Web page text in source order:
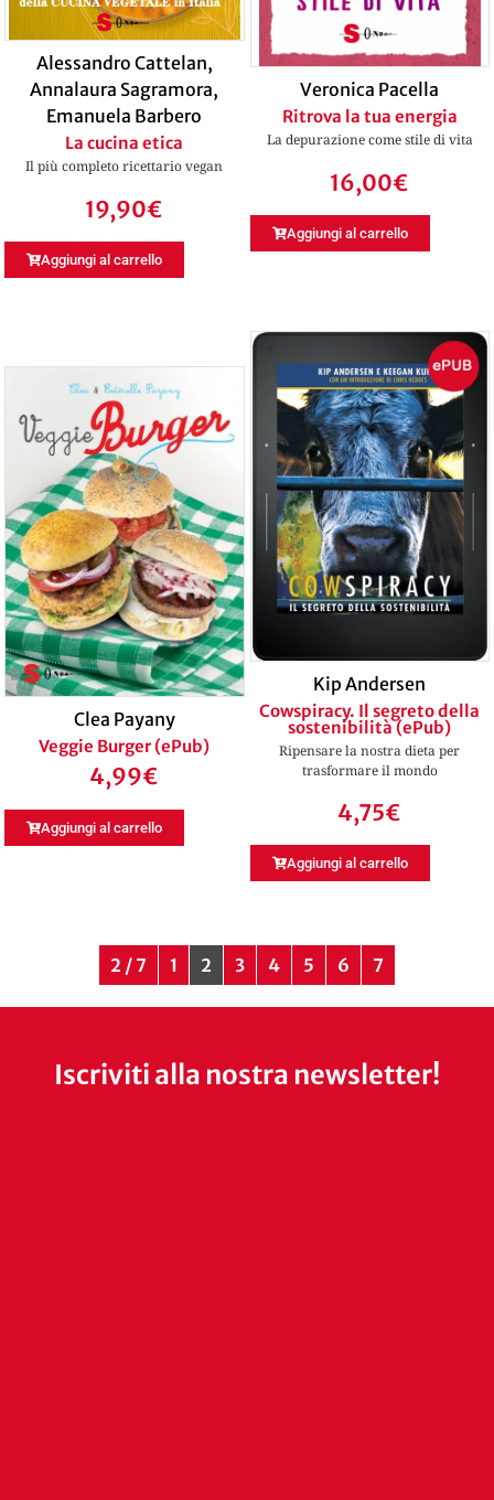
Alessandro Cattelan,
Annalaura Sagramora,
Emanuela Barbero
La cucina etica
Il più completo ricettario vegan
19,90€
Aggiungi al carrello
Veronica Pacella
Ritrova la tua energia
La depurazione come stile di vita
16,00€
Aggiungi al carrello
Clea Payany
Veggie Burger (ePub)
4,99€
Aggiungi al carrello
Kip Andersen
Cowspiracy. Il segreto della
sostenibilità (ePub)
Ripensare la nostra dieta per
trasformare il mondo
4,75€
Aggiungi al carrello
2 / 7 1 2 3 4 5 6 7
Iscriviti alla nostra newsletter!